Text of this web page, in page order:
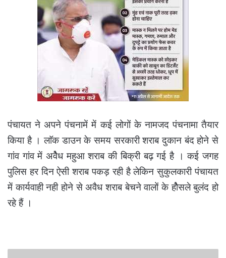
पंचायत ने अपने पंचनामें में कई लोगों के नामजद पंचनामा तैयार
किया है । लाॅक डाउन के समय सरकारी शराब दुकान बंद होने से
गांव गांव में अवेैध महुआ शराब की बिक्री बढ़ गई है । कई जगह
पुलिस हर दिन ऐसी शराब पकड़ रही है लेकिन सुकुलकारी पंचायत
में कार्यवाही नही होने से अवैध शराब बेचने वालों के होैसले बुलंद हो
रहे हैं ।